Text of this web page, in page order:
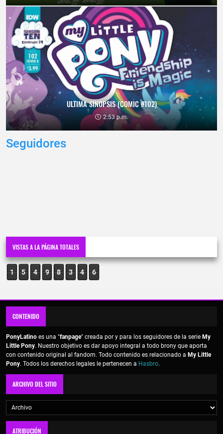
ULTIMA SINOPSIS (COMIC #102)
2:53 p.m.
Seguidores
VISTAS A LA PÁGINA TOTALES
1 5 4 9 8 3 4 6
CONTENIDO
PonyLatino es una "fanpage" creada por y para los seguidores de la serie My
Little Pony. Nuestro objetivo es dar apoyo integral a todo brony que aporta
con contenido original al fandom. Todo contenido es relacionado a My Little
Pony. Todos los derechos legales le pertenecen a Hasbro.
ARCHIVO DEL SITIO
ATRIBUCIÓN